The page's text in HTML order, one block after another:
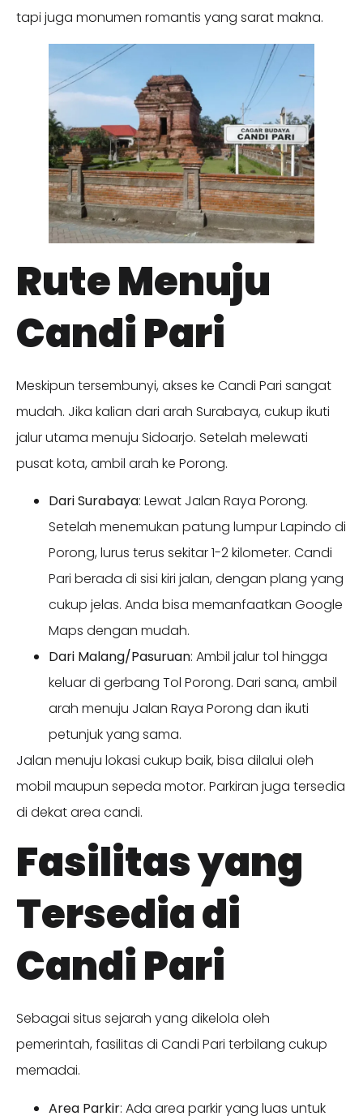
tapi juga monumen romantis yang sarat makna.
Rute Menuju
Candi Pari
Meskipun tersembunyi, akses ke Candi Pari sangat
mudah. Jika kalian dari arah Surabaya, cukup ikuti
jalur utama menuju Sidoarjo. Setelah melewati
pusat kota, ambil arah ke Porong.
Dari Surabaya: Lewat Jalan Raya Porong.
Setelah menemukan patung lumpur Lapindo di
Porong, lurus terus sekitar 1-2 kilometer. Candi
Pari berada di sisi kiri jalan, dengan plang yang
cukup jelas. Anda bisa memanfaatkan Google
Maps dengan mudah.
Dari Malang/Pasuruan: Ambil jalur tol hingga
keluar di gerbang Tol Porong. Dari sana, ambil
arah menuju Jalan Raya Porong dan ikuti
petunjuk yang sama.
Jalan menuju lokasi cukup baik, bisa dilalui oleh
mobil maupun sepeda motor. Parkiran juga tersedia
di dekat area candi.
Fasilitas yang
Tersedia di
Candi Pari
Sebagai situs sejarah yang dikelola oleh
pemerintah, fasilitas di Candi Pari terbilang cukup
memadai.
Area Parkir: Ada area parkir yang luas untuk